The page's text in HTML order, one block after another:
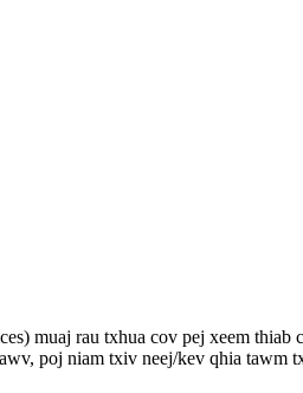
muaj rau txhua cov pej xeem
poj niam txiv neej/kev qhia